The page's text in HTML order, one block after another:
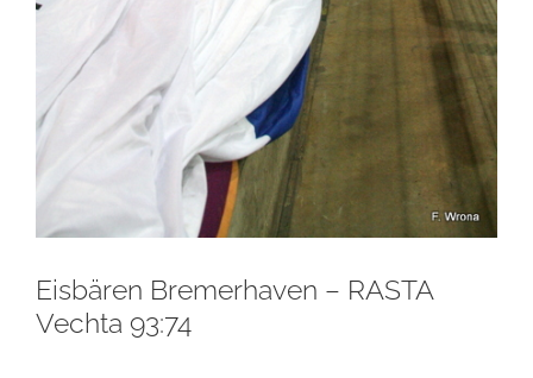
Eisbären Bremerhaven – RASTA
Vechta 93:74